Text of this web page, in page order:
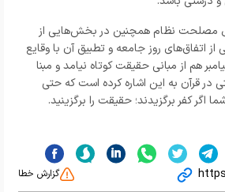
نظام همچنین در بخش‌هایی از
اتفاق‌های روز جامعه و تطبیق آن با وقایع
هم از مبانی حقیقت کوتاه نیامد و مبنا
در قرآن به این اشاره کرده است که حتی
اگر کفر برگزیدند؛ حقیقت را برگزینید.
گزارش خطا